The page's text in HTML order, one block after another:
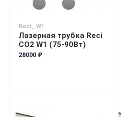
Reci_ W1
Лазерная трубка Reci
CO2 W1 (75-90Вт)
28000 ₽